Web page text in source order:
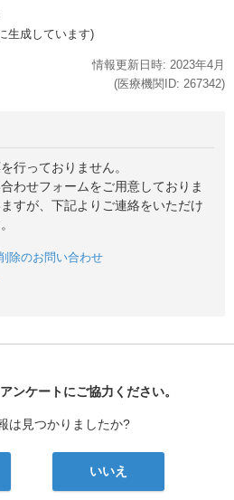
生成しています)
情報更新日時: 2023年4月
(医療機関ID: 267342)
行っておりません。
わせフォームをご用意しておりま
すが、下記よりご連絡をいただけ
除のお問い合わせ
ンケートにご協力ください。
は見つかりましたか?
いいえ